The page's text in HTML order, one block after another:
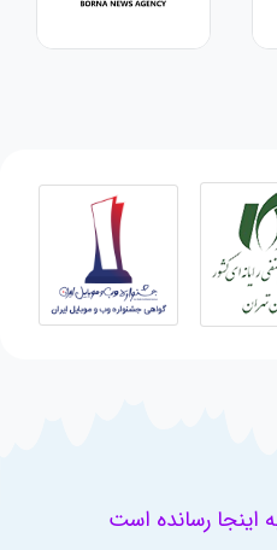
اینجا رسانده است